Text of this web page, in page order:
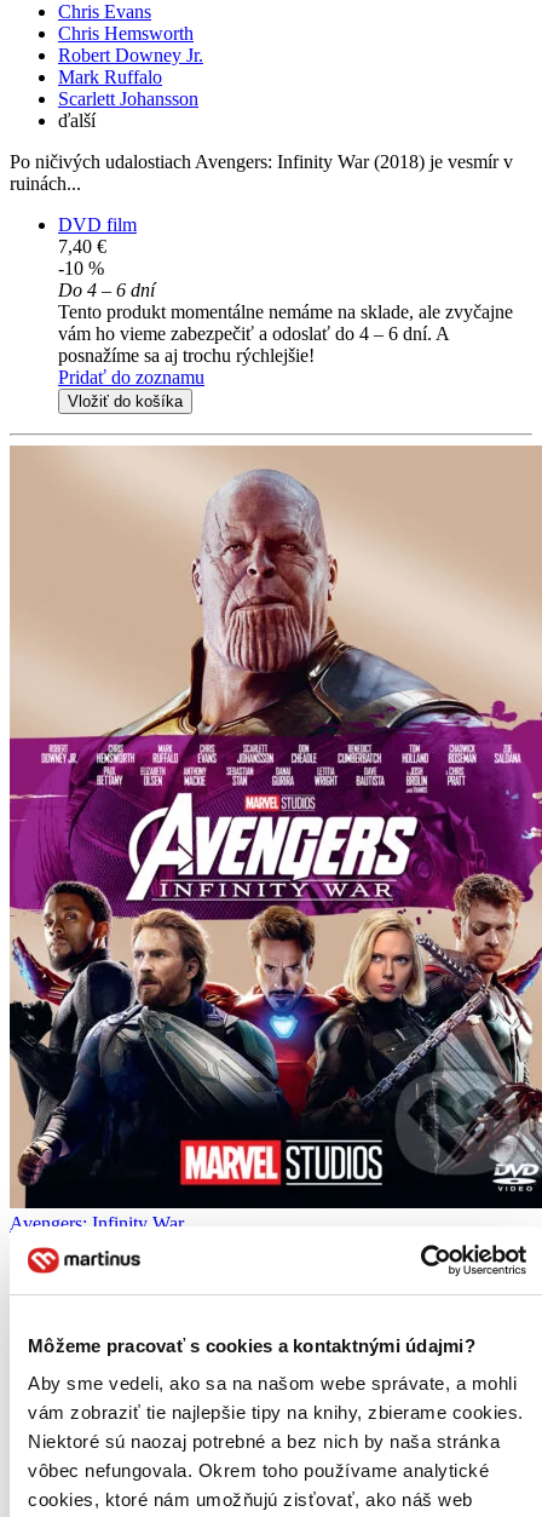
Môžeme pracovať s cookies a kontaktnými údajmi?
Aby sme vedeli, ako sa na našom webe správate, a mohli
vám zobraziť tie najlepšie tipy na knihy, zbierame cookies.
Niektoré sú naozaj potrebné a bez nich by naša stránka
vôbec nefungovala. Okrem toho používame analytické
cookies, ktoré nám umožňujú zisťovať, ako náš web
Chris Evans
Chris Hemsworth
Robert Downey Jr.
Mark Ruffalo
Scarlett Johansson
ďalší
Po ničivých udalostiach Avengers: Infinity War (2018) je vesmír v
ruinách...
DVD film
7,40 €
-10 %
Do 4 – 6 dní
Tento produkt momentálne nemáme na sklade, ale zvyčajne
vám ho vieme zabezpečiť a odoslať do 4 – 6 dní. A
posnažíme sa aj trochu rýchlejšie!
Pridať do zoznamu
Vložiť do košíka
Avengers: Infinity War
CZ
Marvel 10 let
Chris Hemsworth
Mark Ruffalo
Chris Evans
ďalší
Snímek Avengers: Infinity War završuje neuvěřitelnou desetiletou
cestu filmovým světem studia Marvel a přináší na stříbrná plátna
nejsmrtonosnější a nejultimátnější válku všech dob...